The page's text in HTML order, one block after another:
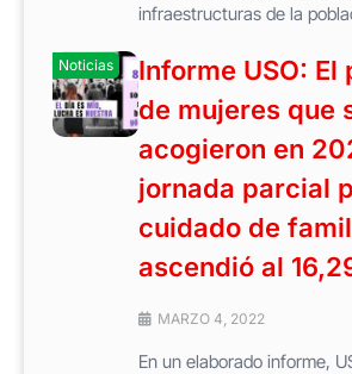
infraestructuras de la
Noticias
Informe USO: El
de mujeres que
acogieron en
jornada parcial
cuidado de
ascendió al
MARZO 4, 2022
En un elaborado informe,